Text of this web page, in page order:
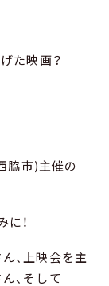
た映画？
脇市)主催の
！
ん、上映会を主
ん、そして